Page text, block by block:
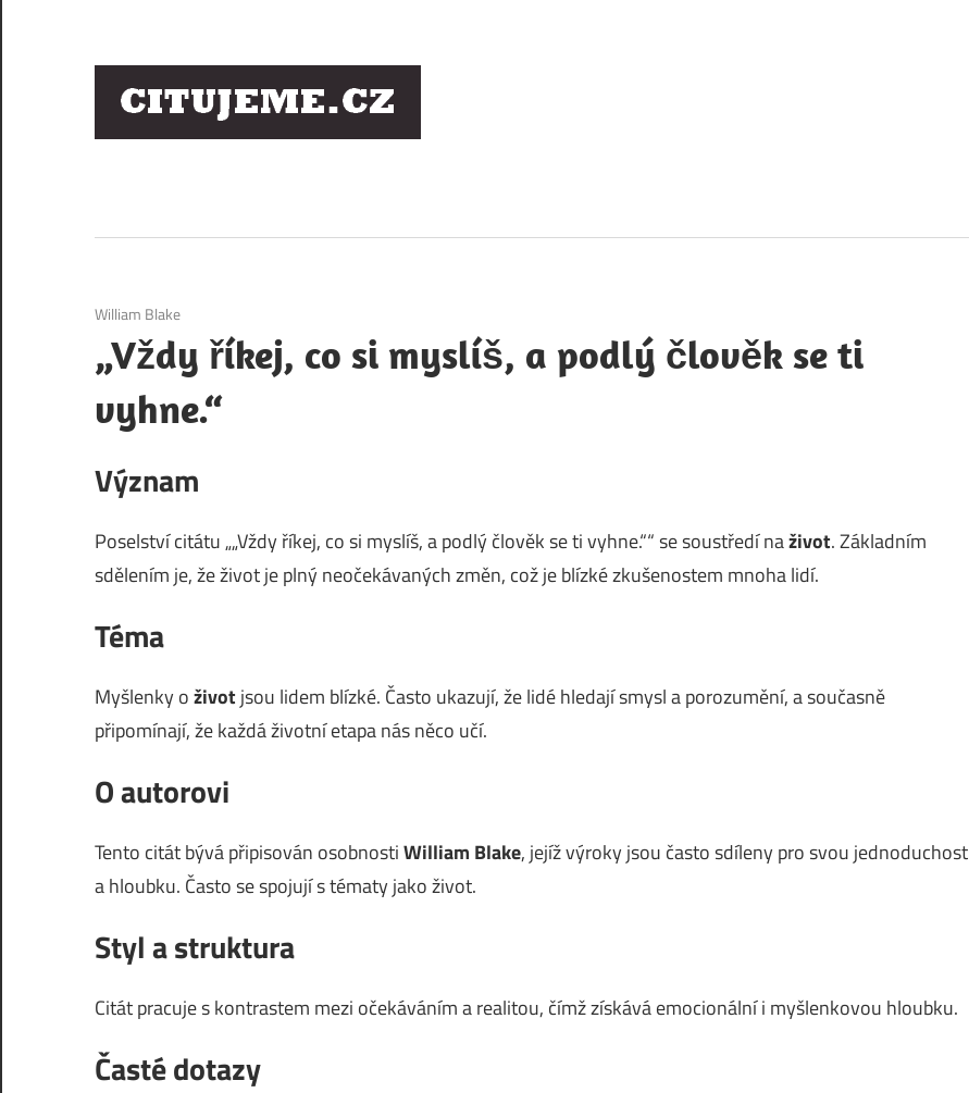
osobností
6. 12. 2020
William Blake
„Vždy říkej, co si myslíš, a podlý člověk se ti
vyhne.“
Význam
Poselství citátu „„Vždy říkej, co si myslíš, a podlý člověk se ti vyhne.““ se soustředí naživot. Základním
sdělením je, že život je plný neočekávaných změn, což je blízké zkušenostem mnoha lidí.
Téma
Myšlenky oživot jsou lidem blízké. Často ukazují, že lidé hledají smysl a porozumění, a současně
připomínají, že každá životní etapa nás něco učí.
O autorovi
Tento citát bývá připisován osobnostiWilliam Blake, jejíž výroky jsou často sdíleny pro svou jednoduchost
a hloubku. Často se spojují s tématy jako život.
Styl a struktura
Citát pracuje s kontrastem mezi očekáváním a realitou, čímž získává emocionální i myšlenkovou hloubku.
Časté dotazy